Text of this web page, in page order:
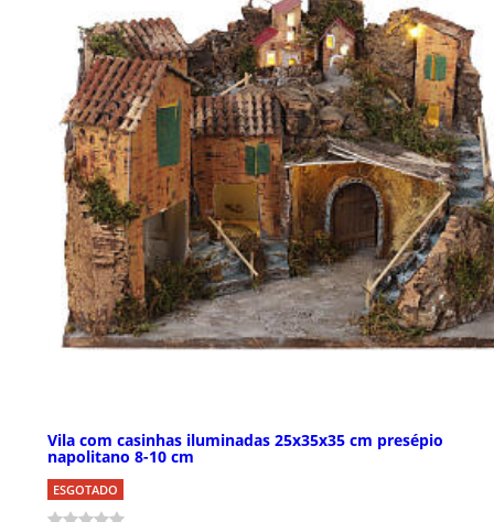
Vila com casinhas iluminadas 25x35x35 cm presépio
napolitano 8-10 cm
ESGOTADO